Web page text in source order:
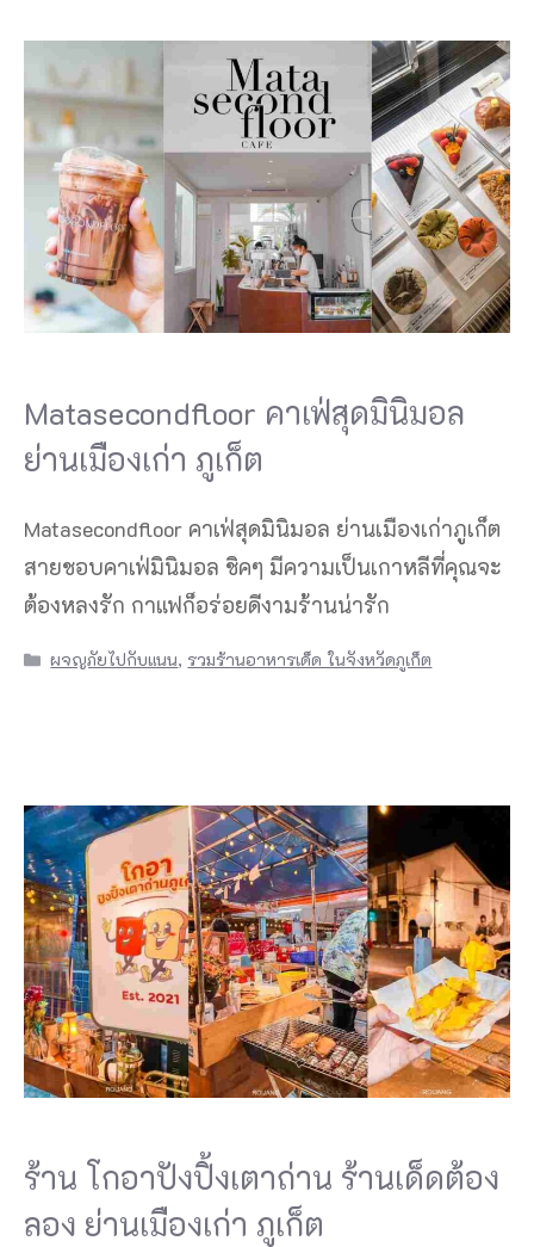
Matasecondfloor คาเฟ่สุดมินิมอล
ย่านเมืองเก่า ภูเก็ต
Matasecondfloor คาเฟ่สุดมินิมอล ย่านเมืองเก่าภูเก็ต
สายชอบคาเฟ่มินิมอล ชิคๆ มีความเป็นเกาหลีที่คุณจะ
ต้องหลงรัก กาแฟก็อร่อยดีงามร้านน่ารัก
Categories
ผจญภัยไปกับแนน, รวมร้านอาหารเด็ด ในจังหวัดภูเก็ต
ร้าน โกอาปังปิ้งเตาถ่าน ร้านเด็ดต้อง
ลอง ย่านเมืองเก่า ภูเก็ต